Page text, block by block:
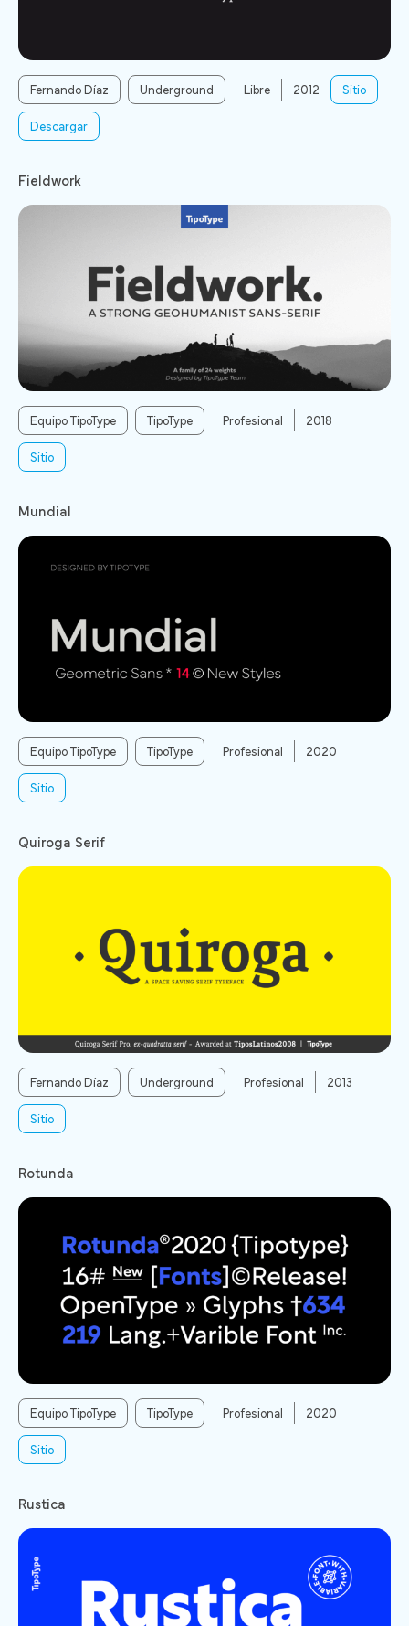
Libre 2012 Sitio
Fernando Díaz
Underground
Descargar
Fieldwork
Profesional
2018
Sitio
Equipo TipoType TipoType
Mundial
Profesional
2020
Sitio
Equipo TipoType TipoType
Quiroga Serif
Profesional
2013
Sitio
Fernando Díaz Underground
Rotunda
Profesional
2020
Sitio
Equipo TipoType TipoType
Rustica